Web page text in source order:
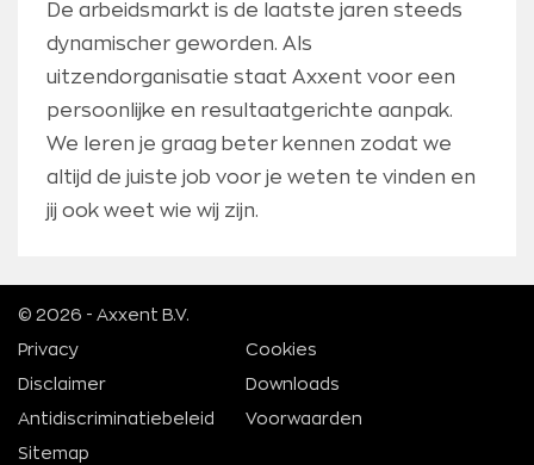
De arbeidsmarkt is de laatste jaren steeds
dynamischer geworden. Als
uitzendorganisatie staat Axxent voor een
persoonlijke en resultaatgerichte aanpak.
We leren je graag beter kennen zodat we
altijd de juiste job voor je weten te vinden en
jij ook weet wie wij zijn.
© 2026 - Axxent B.V.
Privacy Cookies
Disclaimer Downloads
Antidiscriminatiebeleid Voorwaarden
Sitemap